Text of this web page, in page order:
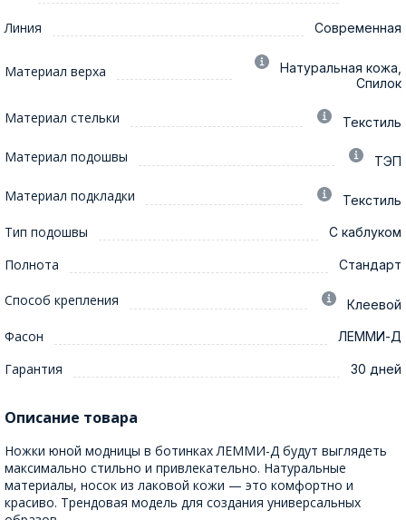
Линия Современная
Материал верха
Натуральная кожа,
Спилок
Материал стельки Текстиль
Материал подошвы ТЭП
Материал подкладки Текстиль
Тип подошвы С каблуком
Полнота Стандарт
Способ крепления Клеевой
Фасон ЛЕММИ-Д
Гарантия 30 дней
Описание товара
Ножки юной модницы в ботинках ЛЕММИ-Д будут выглядеть
максимально стильно и привлекательно. Натуральные
материалы, носок из лаковой кожи — это комфортно и
красиво. Трендовая модель для создания универсальных